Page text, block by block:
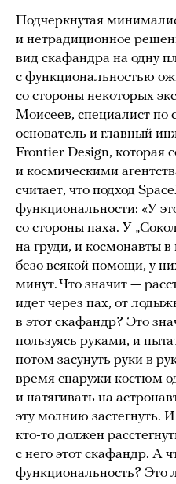
Подчеркнутая
и нетрадиционное
вид скафандра на одну
с функциональностью
со стороны некоторых
Моисеев, специалист по
основатель и главный
Frontier Design, которая
и космическими
считает, что подход
функциональности: «У
со стороны паха. У
на груди, и космонавты в
безо всякой помощи, у
минут. Что значит —
идет через пах, от
в этот скафандр? Это
пользуясь руками, и
потом засунуть руки в
время снаружи костюм
и натягивать на
эту молнию застегнуть.
кто-то должен
с него этот скафандр. А
функциональность? Это